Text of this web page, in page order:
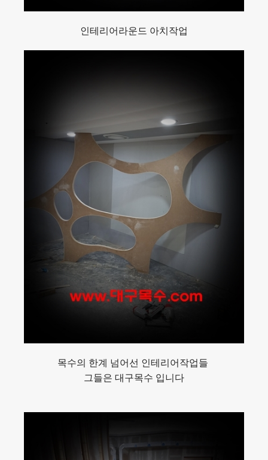
인테리어라운드 아치작업
목수의 한계 넘어선 인테리어작업들
그들은 대구목수 입니다